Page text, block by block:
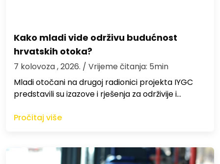
Kako mladi vide održivu budućnost
hrvatskih otoka?
7 kolovoza , 2026. / Vrijeme čitanja: 5min
Mladi otočani na drugoj radionici projekta IYGC
predstavili su izazove i rješenja za održivije i…
Pročitaj više